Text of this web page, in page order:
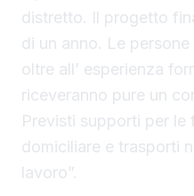
distretto. Il progetto
di un anno. Le
oltre all’ esperienza
riceveranno pure un
Previsti supporti per le
domiciliare e trasporti
lavoro”.